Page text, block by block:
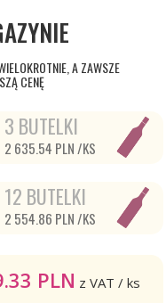
A ZAWSZE
CENĘ
3 BUTELKI
2 635.54 PLN /KS
12 BUTELKI
2 554.86 PLN /KS
PLN z VAT / ks